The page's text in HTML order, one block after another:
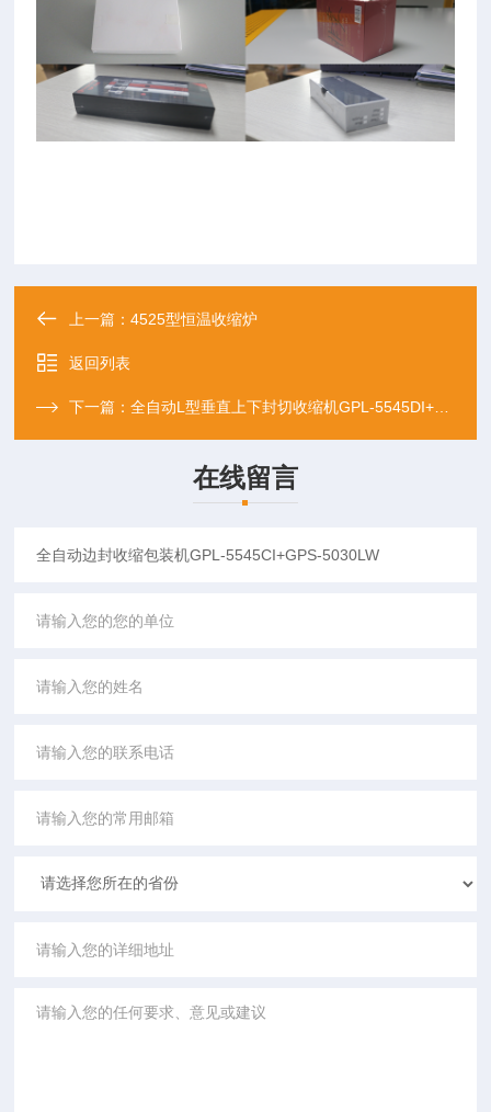
上一篇：4525型恒温收缩炉
返回列表
下一篇：全自动L型垂直上下封切收缩机GPL-5545DI+GPS-5
在线留言